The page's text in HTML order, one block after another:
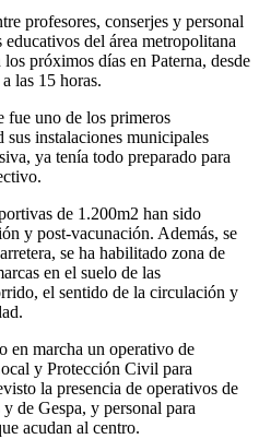
profesores, conserjes y personal
del área metropolitana
próximos días en Paterna, desde
las 15 horas.
fue uno de los primeros
sus instalaciones municipales
ya tenía todo preparado para
de 1.200m2 han sido
y post-vacunación. Además, se
se ha habilitado zona de
en el suelo de las
el sentido de la circulación y
en marcha un operativo de
y Protección Civil para
la presencia de operativos de
de Gespa, y personal para
acudan al centro.